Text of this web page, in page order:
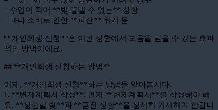
– 수입이 적어 **빚 끝낼 수 없는** 상황
– 과다 소비로 인한 **파산** 위기 등
**개인회생 신청**은 이런 상황에서 도움을 받을 수 있는 효과
적인 방법이에요.
## **개인회생 신청하는 방법**
이제, **개인회생 신청**하는 방법을 알아봅시다.
1. **변제계획서 작성**: 먼저 **변제계획서**를 작성해야 해
요. **상환할 빚**과 **금전 상황**을 상세히 기재해야 한답니